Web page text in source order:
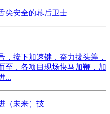
尖安全的幕后卫士
，按下加速键，奋力拔头筹，
至，各项目现场快马加鞭，加
...
（未来）技